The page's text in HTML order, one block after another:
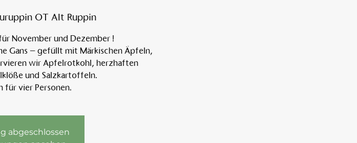
Am Alten
OT Alt Ruppin
November und Dezember !
Gans – gefüllt mit Märkischen Äpfeln,
wir Apfelrotkohl, herzhaften
und Salzkartoffeln.
für vier Personen.
abgeschlossen